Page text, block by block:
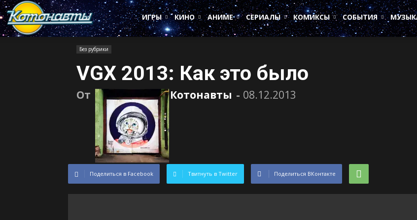
Котонавты
ИГРЫ
КИНО АНИМЕ СЕРИАЛЫ КОМИКСЫ СОБЫТИЯ
Без рубрики
VGX 2013: Как это было
От Котонавты - 08.12.2013
Поделиться в Facebook Твитнуть в Twitter Поделиться ВКонтакте